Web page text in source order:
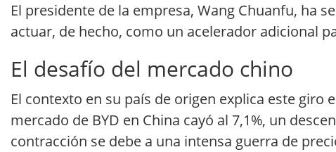
El presidente de la empresa, Wang Chuanfu, ha
actuar, de hecho, como un acelerador adicional
El desafío del mercado chino
El contexto en su país de origen explica este
mercado de BYD en China cayó al 7,1%, un
contracción se debe a una intensa guerra de